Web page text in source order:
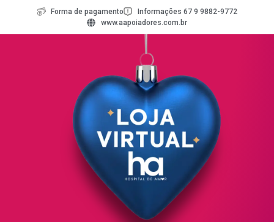
Forma de pagamento
Informações 67 9 9882-9772
www.aapoiadores.com.br